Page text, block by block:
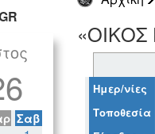
Σαβ
Ημερ/νίες
Τοποθεσία